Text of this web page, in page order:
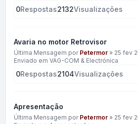
0Respostas2132Visualizações
Avaria no motor Retrovisor
Última Mensagem por Petermor » 25 fev
Enviado em VAG-COM & Electrónica
0Respostas2104Visualizações
Apresentação
Última Mensagem por Petermor » 25 fev